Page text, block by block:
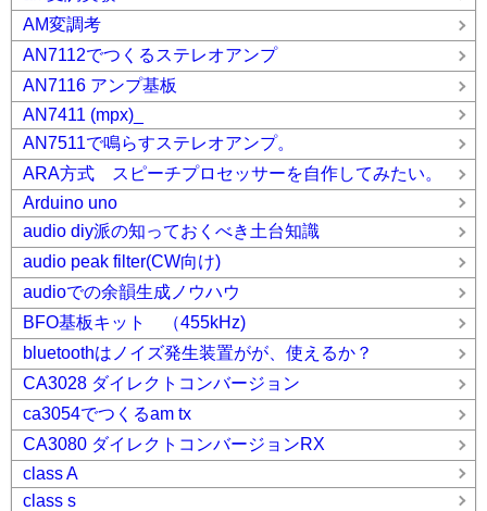
AM変調考
AN7112でつくるステレオアンプ
AN7116 アンプ基板
AN7411 (mpx)_
AN7511で鳴らすステレオアンプ。
ARA方式 スピーチプロセッサーを自作してみたい。
Arduino uno
audio diy派の知っておくべき土台知識
audio peak filter(CW向け)
audioでの余韻生成ノウハウ
BFO基板キット （455kHz)
bluetoothはノイズ発生装置がが、使えるか？
CA3028 ダイレクトコンバージョン
ca3054でつくるam tx
CA3080 ダイレクトコンバージョンRX
class A
class s